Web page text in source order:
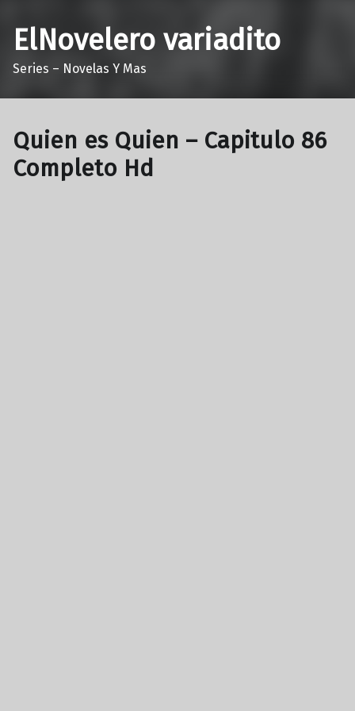
ElNovelero variadito
Series – Novelas Y Mas
Quien es Quien – Capitulo 86
Completo Hd